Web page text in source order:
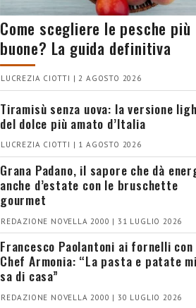
Come scegliere le pesche più
buone? La guida definitiva
LUCREZIA CIOTTI | 2 AGOSTO 2026
Tiramisù senza uova: la versione
del dolce più amato d’Italia
LUCREZIA CIOTTI | 1 AGOSTO 2026
Grana Padano, il sapore che dà
anche d’estate con le bruschette
gourmet
REDAZIONE NOVELLA 2000 | 31 LUGLIO 2026
Francesco Paolantoni ai fornelli con
Chef Armonia: “La pasta e patate mi
sa di casa”
REDAZIONE NOVELLA 2000 | 30 LUGLIO 2026